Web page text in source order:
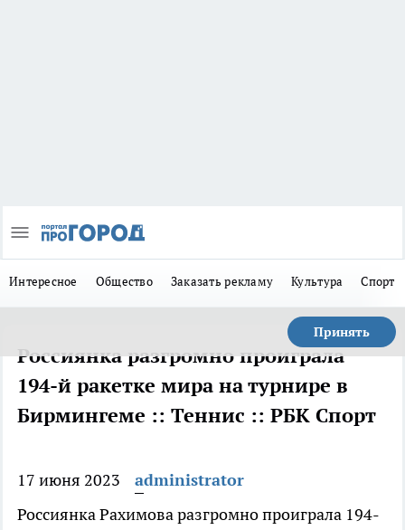
Интересное Общество Заказать рекламу Культура Спорт
Принять
Россиянка разгромно проиграла
194-й ракетке мира на турнире в
Бирмингеме :: Теннис :: РБК Спорт
17 июня 2023
administrator
Россиянка Рахимова разгромно проиграла 194-